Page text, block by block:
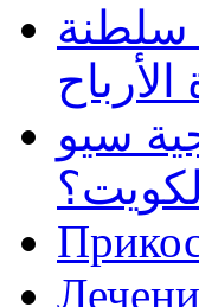
سلطنة
سيو